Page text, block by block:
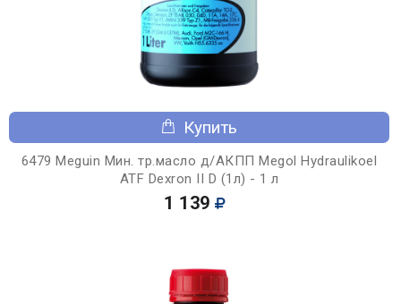
Купить
6479 Meguin Мин. тр.масло д/АКПП Megol Hydraulikoel
ATF Dexron II D (1л) - 1 л
1 139